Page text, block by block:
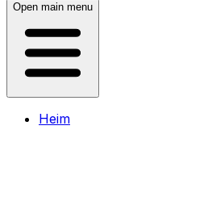
Open main menu
Heim